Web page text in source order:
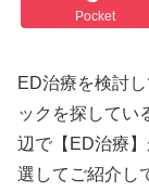
Pocket
ED治療を検討
ックを探してい
辺で【ED治療
選してご紹介し